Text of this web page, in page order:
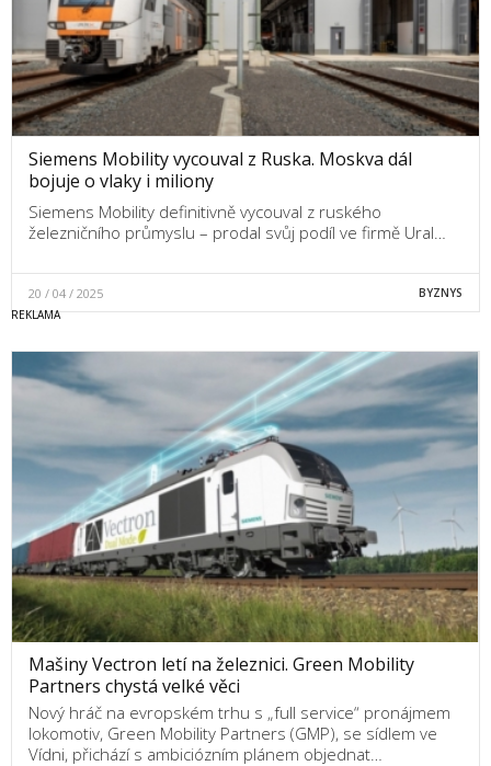
Siemens Mobility vycouval z Ruska. Moskva dál
bojuje o vlaky i miliony
Siemens Mobility definitivně vycouval z ruského
železničního průmyslu – prodal svůj podíl ve firmě Ural…
20 / 04 / 2025 BYZNYS
Mašiny Vectron letí na železnici. Green Mobility
Partners chystá velké věci
Nový hráč na evropském trhu s „full service“ pronájmem
lokomotiv, Green Mobility Partners (GMP), se sídlem ve
Vídni, přichází s ambiciózním plánem objednat…